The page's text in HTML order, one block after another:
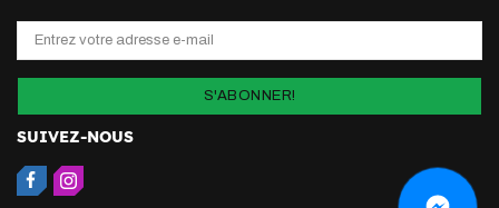
S'ABONNER!
SUIVEZ-NOUS